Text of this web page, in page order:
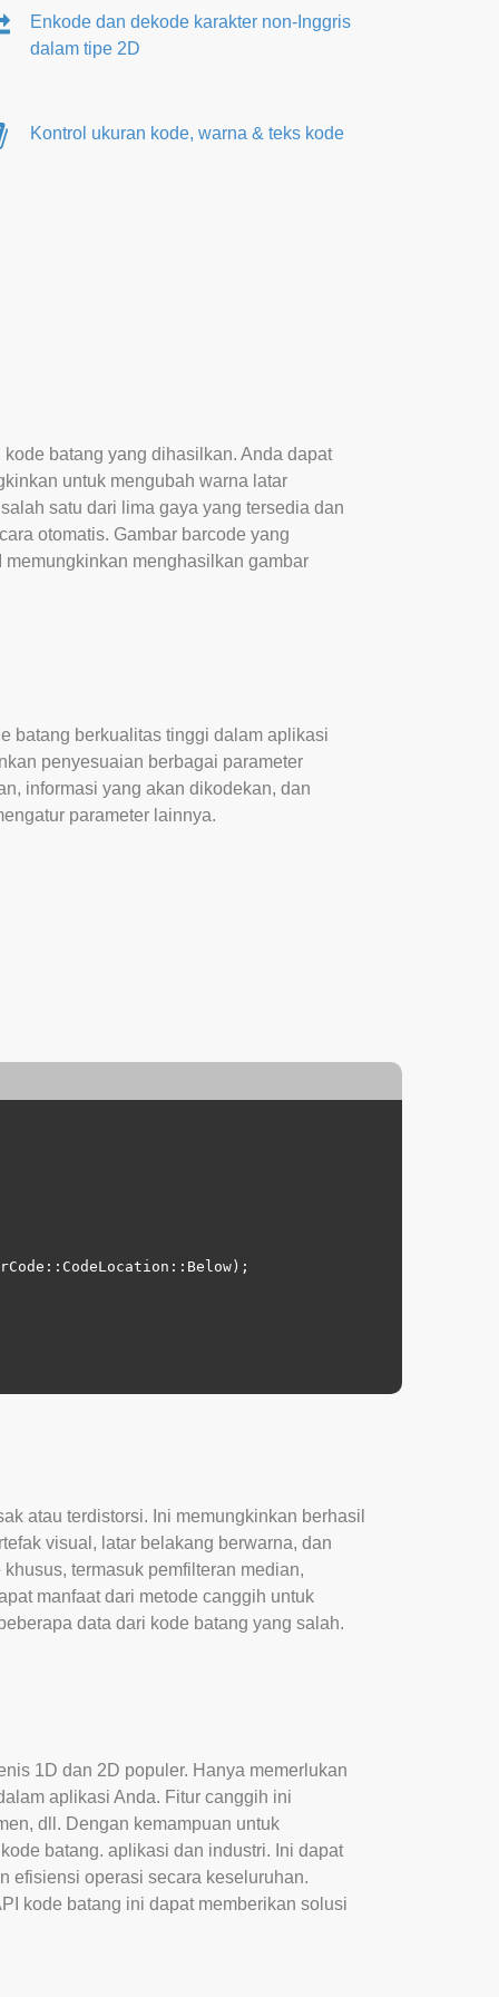
Enkode dan dekode karakter non-Inggris
dalam tipe 2D
Kontrol ukuran kode, warna & teks kode
batang yang dihasilkan. Anda dapat
untuk mengubah warna latar
satu dari lima gaya yang tersedia dan
otomatis. Gambar barcode yang
menghasilkan gambar
batang berkualitas tinggi dalam aplikasi
penyesuaian berbagai parameter
informasi yang akan dikodekan, dan
parameter lainnya.
Below);
atau terdistorsi. Ini memungkinkan berhasil
visual, latar belakang berwarna, dan
termasuk pemfilteran median,
manfaat dari metode canggih untuk
data dari kode batang yang salah.
1D dan 2D populer. Hanya memerlukan
aplikasi Anda. Fitur canggih ini
dll. Dengan kemampuan untuk
batang. aplikasi dan industri. Ini dapat
efisiensi operasi secara keseluruhan.
kode batang ini dapat memberikan solusi